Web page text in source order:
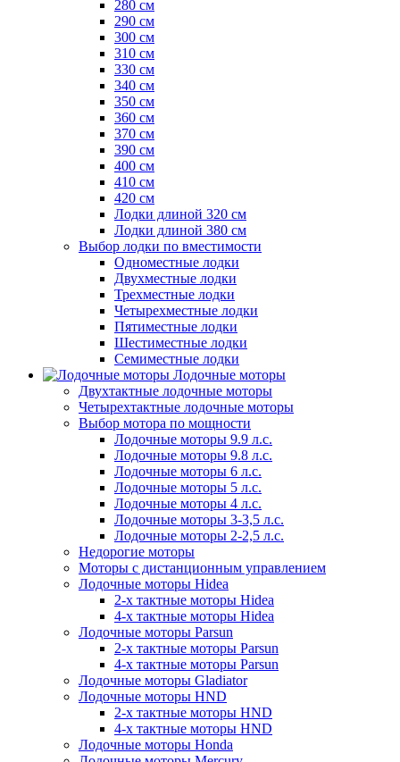
280 см
290 см
300 см
310 см
330 см
340 см
350 см
360 см
370 см
390 см
400 см
410 см
420 см
Лодки длиной 320 см
Лодки длиной 380 см
Выбор лодки по вместимости
Одноместные лодки
Двухместные лодки
Трехместные лодки
Четырехместные лодки
Пятиместные лодки
Шестиместные лодки
Семиместные лодки
Лодочные моторы
Двухтактные лодочные моторы
Четырехтактные лодочные моторы
Выбор мотора по мощности
Лодочные моторы 9.9 л.с.
Лодочные моторы 9.8 л.с.
Лодочные моторы 6 л.с.
Лодочные моторы 5 л.с.
Лодочные моторы 4 л.с.
Лодочные моторы 3-3,5 л.с.
Лодочные моторы 2-2,5 л.с.
Недорогие моторы
Моторы с дистанционным управлением
Лодочные моторы Hidea
2-х тактные моторы Hidea
4-х тактные моторы Hidea
Лодочные моторы Parsun
2-х тактные моторы Parsun
4-х тактные моторы Parsun
Лодочные моторы Gladiator
Лодочные моторы HND
2-х тактные моторы HND
4-х тактные моторы HND
Лодочные моторы Honda